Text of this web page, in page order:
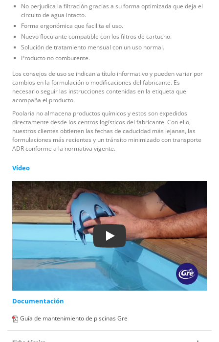
No perjudica la filtración gracias a su forma optimizada que deja el
circuito de agua intacto.
Forma ergonómica que facilita el uso.
Nuevo floculante compatible con los filtros de cartucho.
Solución de tratamiento mensual con un uso normal.
Producto no comburente.
Los consejos de uso se indican a título informativo y pueden variar por
cambios en la formulación o modificaciones del fabricante. Es
necesario seguir las instrucciones contenidas en la etiqueta que
acompaña el producto.
Poolaria no almacena productos químicos y estos son expedidos
directamente desde los centros logísticos del fabricante. Con ello,
nuestros clientes obtienen las fechas de caducidad más lejanas, las
formulaciones más recientes y un tránsito minimizado con transporte
ADR conforme a la normativa vigente.
Vídeo
Play
Documentación
Guía de mantenimiento de piscinas Gre